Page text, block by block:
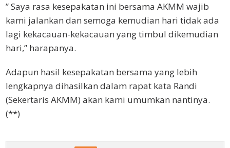
” Saya rasa kesepakatan ini bersama AKMM wajib
kami jalankan dan semoga kemudian hari tidak ada
lagi kekacauan-kekacauan yang timbul dikemudian
hari,” harapanya.
Adapun hasil kesepakatan bersama yang lebih
lengkapnya dihasilkan dalam rapat kata Randi
(Sekertaris AKMM) akan kami umumkan nantinya.
(**)